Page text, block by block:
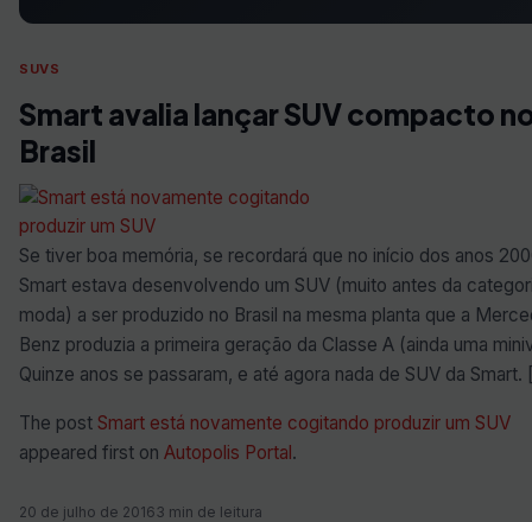
SUVS
Smart avalia lançar SUV compacto
Brasil
Se tiver boa memória, se recordará que no início dos anos
Smart estava desenvolvendo um SUV (muito antes da
moda) a ser produzido no Brasil na mesma planta que a
Benz produzia a primeira geração da Classe A (ainda uma
Quinze anos se passaram, e até agora nada de SUV da
The post Smart está novamente cogitando produzir um SUV
appeared first on Autopolis Portal.
20 de julho de 20163 min de leitura